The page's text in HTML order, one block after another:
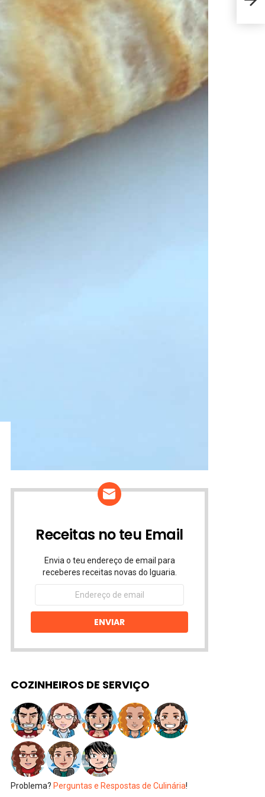
Receitas no teu Email
Envia o teu endereço de email para
receberes receitas novas do Iguaria.
Endereço
email
ENVIAR
COZINHEIROS DE SERVIÇO
Problema? Perguntas e Respostas de Culinária!